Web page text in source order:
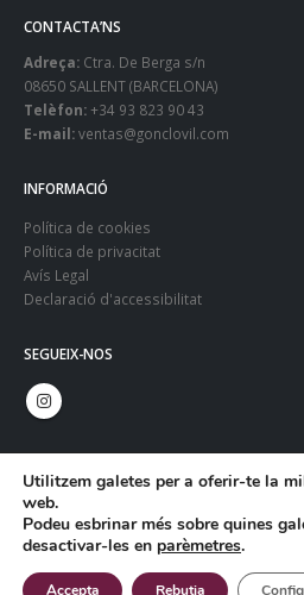
CONTACTA’NS
Adreça: Ctra. De Berga s/n
08650 SALLENT (BARCELONA)
Telèfon:+34 93 823 90 43
E-mail:ventas@gonclovil.com
INFORMACIÓ
Política de cookies
Política de privacitat
Avís Legal
Declaració d'accessibilitat
SEGUEIX-NOS
© Copyright 2024. Gonclovil - Web:
Utilitzem galetes per a oferir-te la
web.
Podeu esbrinar més sobre quines
desactivar-les en parèmetres.
Accepta Rebutja